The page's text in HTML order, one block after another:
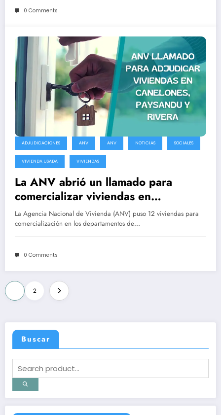
0 Comments
ADJUDICACIONES ANV ANV NOTICIAS SOCIALES
VIVIENDA USADA VIVIENDAS
La ANV abrió un llamado para
comercializar viviendas en
Canelones, Paysandú y Rivera
La Agencia Nacional de Vivienda (ANV) puso 12 viviendas para
comercialización en los departamentos de…
0 Comments
Posts
pagination
2
Buscar